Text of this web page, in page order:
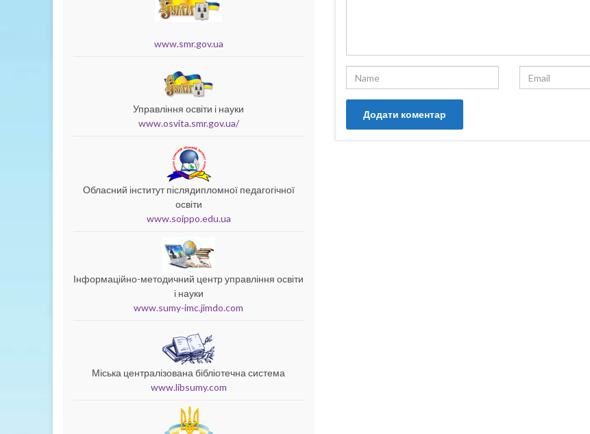
www.smr.gov.ua
Управління освіти і науки
www.osvita.smr.gov.ua/
Обласний інститут післядипломної педагогічної
освіти
www.soippo.edu.ua
Інформаційно-методичний центр управління освіти
і науки
www.sumy-imc.jimdo.com
Міська централізована бібліотечна система
www.libsumy.com